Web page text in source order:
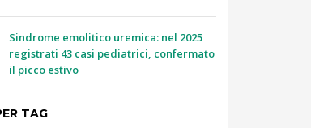
Sindrome emolitico uremica: nel 2025
registrati 43 casi pediatrici, confermato
il picco estivo
TAG